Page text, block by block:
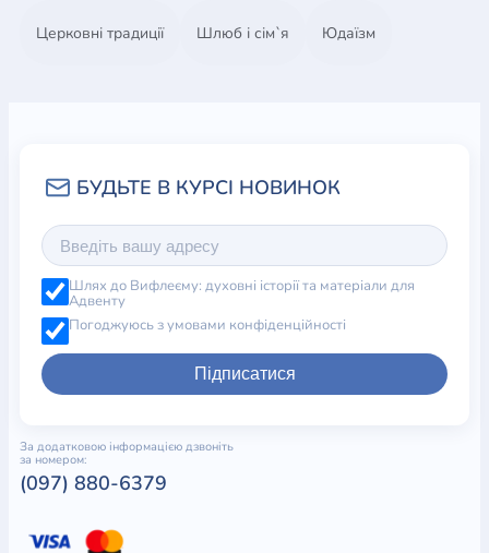
Церковні традиції Шлюб і сім`я Юдаїзм
Шлях до Вифлеєму: духовні історії та матеріали для
Адвенту
Погоджуюсь з умовами конфіденційності
Підписатися
За додатковою інформацією дзвоніть
за номером:
(097) 880-6379